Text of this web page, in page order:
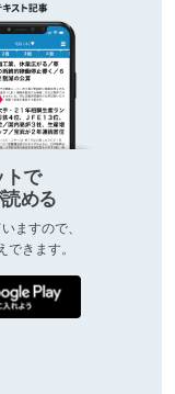
トで
める
ますので、
きます。